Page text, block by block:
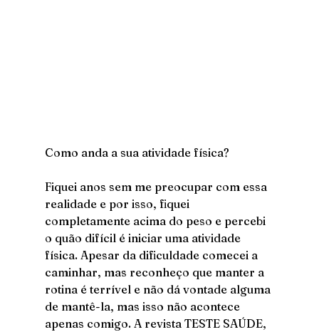
Como anda a sua atividade física?
Fiquei anos sem me preocupar com essa
realidade e por isso, fiquei
completamente acima do peso e percebi
o quão difícil é iniciar uma atividade
física. Apesar da dificuldade comecei a
caminhar, mas reconheço que manter a
rotina é terrível e não dá vontade alguma
de mantê-la, mas isso não acontece
apenas comigo. A revista TESTE SAÚDE,